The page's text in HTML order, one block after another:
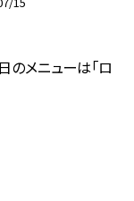
のメニューは「ロ